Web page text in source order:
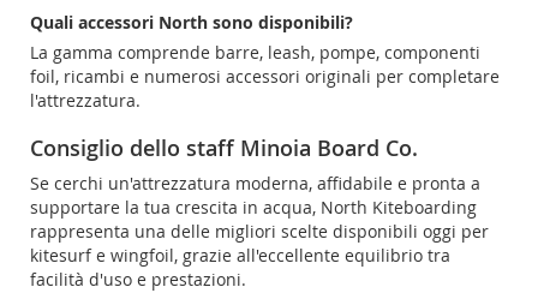
Quali accessori North sono disponibili?
La gamma comprende barre, leash, pompe, componenti
foil, ricambi e numerosi accessori originali per completare
l'attrezzatura.
Consiglio dello staff Minoia Board Co.
Se cerchi un'attrezzatura moderna, affidabile e pronta a
supportare la tua crescita in acqua, North Kiteboarding
rappresenta una delle migliori scelte disponibili oggi per
kitesurf e wingfoil, grazie all'eccellente equilibrio tra
facilità d'uso e prestazioni.